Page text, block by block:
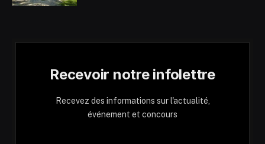
Recevoir notre infolettre
Recevez des informations sur l'actualité,
événement et concours